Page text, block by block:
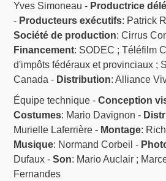
Yves Simoneau - Productrice
- Producteurs exécutifs: Patrick
Société de production: Cirrus
Financement: SODEC ; Téléfilm
d'impôts fédéraux et provinciaux ;
Canada - Distribution: Alliance
Équipe technique -Conception
Costumes: Mario Davignon -
Murielle Laferrière - Montage:
Musique: Normand Corbeil -
Dufaux -Son: Mario Auclair ;
Fernandes